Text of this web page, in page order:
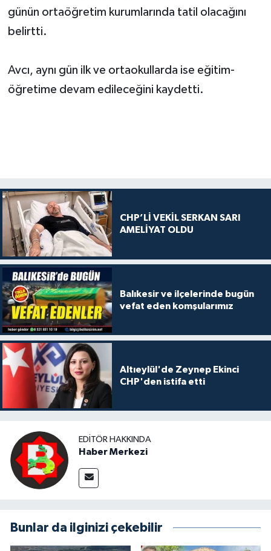
günün ortaöğretim kurumlarında tatil olacağını
belirtti.
Avcı, aynı gün ilk ve ortaokullarda ise eğitim-
öğretime devam edileceğini kaydetti.
CHP’Lİ VEKİL SERKAN SARI
AMELİYAT OLDU
Balıkesir ve ilçelerinde bugün
vefat eden komşularımız
Altıeylül'de Zeynep Ekinci
CHP'den istifa etti
EDITÖR HAKKINDA
Haber Merkezi
Bunlar da ilginizi çekebilir